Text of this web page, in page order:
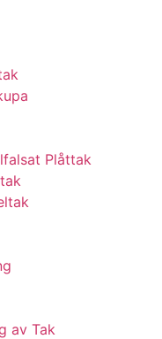
Plåttak
av Tak